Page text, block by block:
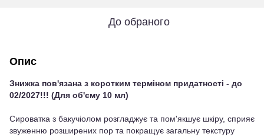
До обраного
Опис
Знижка пов'язана з коротким терміном придатності - до
02/2027!!! (Для об'єму 10 мл)
Сироватка з бакучіолом розгладжує та пом'якшує шкіру, сприяє
звуженню розширених пор та покращує загальну текстуру